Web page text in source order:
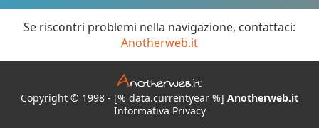
Se riscontri problemi nella navigazione, contattaci:
Anotherweb.it
Copyright © 1998 - [% data.currentyear %] Anotherweb.it
Informativa Privacy